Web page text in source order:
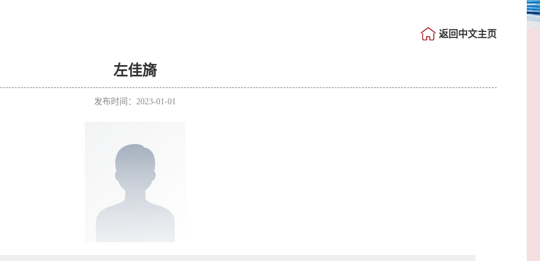
返回中文主页
左佳旖
发布时间：2023-01-01